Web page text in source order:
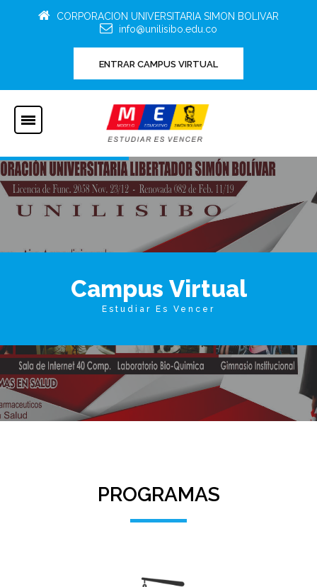
CORPORACION UNIVERSITARIA SIMON BOLIVAR
info@unilisibo.edu.co
ENTRAR CAMPUS VIRTUAL
Campus Virtual
Estudiar Es Vencer
PROGRAMAS